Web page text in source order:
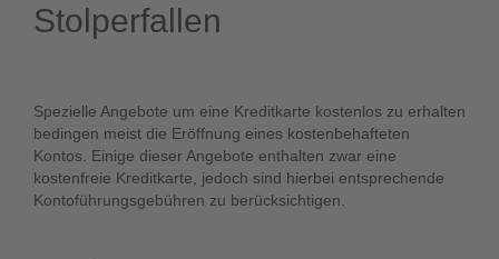
Stolperfallen
Spezielle Angebote um eine Kreditkarte kostenlos zu erhalten
bedingen meist die Eröffnung eines kostenbehafteten
Kontos. Einige dieser Angebote enthalten zwar eine
kostenfreie Kreditkarte, jedoch sind hierbei entsprechende
Kontoführungsgebühren zu berücksichtigen.